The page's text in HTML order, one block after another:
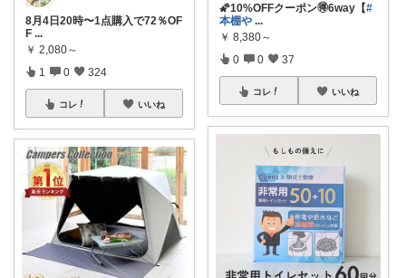
8月4日20時〜1点購入で72％OF
F ...
￥ 2,080～
1 0 324
コレ いいね
🌠10%OFFクーポン🉐6way【#
本棚や ...
￥ 8,380～
0 0 37
コレ いいね